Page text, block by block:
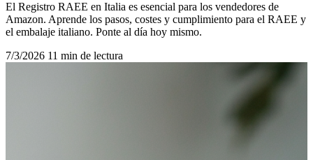
El Registro RAEE en Italia es esencial para los vendedores de
Amazon. Aprende los pasos, costes y cumplimiento para el RAEE y
el embalaje italiano. Ponte al día hoy mismo.
7/3/2026 11 min de lectura